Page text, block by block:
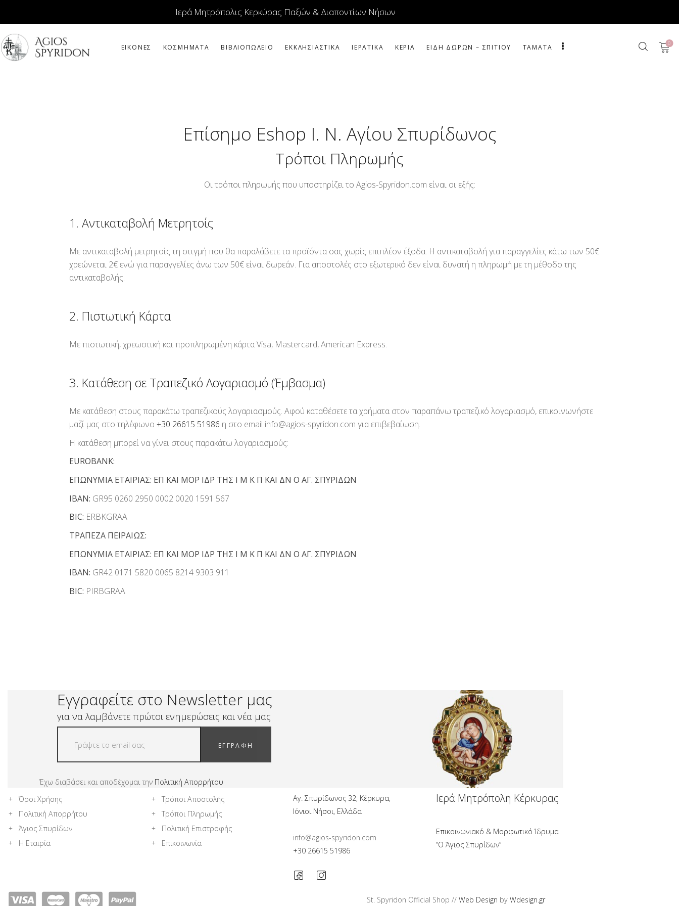
Ιερά Μητρόπολις Κερκύρας Παξών & Διαποντίων Νήσων
ΕΙΚΟΝΕΣ ΚΟΣΜΗΜΑΤΑ ΒΙΒΛΙΟΠΩΛΕΙΟ ΕΚΚΛΗΣΙΑΣΤΙΚΑ ΙΕΡΑΤΙΚΑ ΚΕΡΙΑ ΕΙΔΗ ΔΩΡΩΝ – ΣΠΙΤΙΟΥ ΤΑΜΑΤΑ 0
ΕΙΚΟΝΕΣ
ΒΙΒΛΙΟΠΩΛΕΙΟ
ΚΕΡΙΑ
ΕΙΔΗ ΔΩΡΩΝ –
ΣΠΙΤΙΟΥ
ΤΑΜΑΤΑ
Επίσημο Eshop Ι. Ν. Αγίου Σπυρίδωνος
Τρόποι Πληρωμής
Οι τρόποι πληρωμής που υποστηρίζει το Agios-Spyridon.com είναι οι εξής:
1. Αντικαταβολή Μετρητοίς
Με αντικαταβολή μετρητοίς τη στιγμή που θα παραλάβετε τα προϊόντα σας χωρίς επιπλέον έξοδα. Η αντικαταβολή για παραγγελίες κάτω των 50€
χρεώνεται 2€ ενώ για παραγγελίες άνω των 50€ είναι δωρεάν. Για αποστολές στο εξωτερικό δεν είναι δυνατή η πληρωμή με τη μέθοδο της
αντικαταβολής.
2. Πιστωτική Κάρτα
Με πιστωτική, χρεωστική και προπληρωμένη κάρτα Visa, Mastercard, American Express.
3. Κατάθεση σε Τραπεζικό Λογαριασμό (Έμβασμα)
Με κατάθεση στους παρακάτω τραπεζικούς λογαριασμούς. Αφού καταθέσετε τα χρήματα στον παραπάνω τραπεζικό λογαριασμό, επικοινωνήστε
μαζί μας στο τηλέφωνο +30 26615 51986 η στο email info@agios-spyridon.com για επιβεβαίωση.
Η κατάθεση μπορεί να γίνει στους παρακάτω λογαριασμούς:
EUROBANK:
ΕΠΩΝΥΜΙΑ ΕΤΑΙΡΙΑΣ: ΕΠ ΚΑΙ ΜΟΡ ΙΔΡ ΤΗΣ Ι Μ Κ Π ΚΑΙ ΔΝ Ο ΑΓ. ΣΠΥΡΙΔΩΝ
IBAN: GR95 0260 2950 0002 0020 1591 567
BIC: ERBKGRAA
ΤΡΑΠΕΖΑ ΠΕΙΡΑΙΩΣ:
ΕΠΩΝΥΜΙΑ ΕΤΑΙΡΙΑΣ: ΕΠ ΚΑΙ ΜΟΡ ΙΔΡ ΤΗΣ Ι Μ Κ Π ΚΑΙ ΔΝ Ο ΑΓ. ΣΠΥΡΙΔΩΝ
IBAN: GR42 0171 5820 0065 8214 9303 911
BIC: PIRBGRAA
Εγγραφείτε στο Newsletter μας
για να λαμβάνετε πρώτοι ενημερώσεις και νέα μας
ΕΓΓΡΑΦΗ
Έχω διαβάσει και αποδέχομαι την Πολιτική Απορρήτου
Όροι Χρήσης
Πολιτική Απορρήτου
Άγιος Σπυρίδων
Η Εταιρία
Τρόποι Αποστολής
Τρόποι Πληρωμής
Πολιτική Επιστροφής
Επικοινωνία
Αγ. Σπυρίδωνος 32, Κέρκυρα,
Ιόνιοι Νήσοι, Ελλάδα
info@agios-spyridon.com
+30 26615 51986
Ιερά Μητρόπολη Κέρκυρας
Επικοινωνιακό & Μορφωτικό Ίδρυμα
“Ο Άγιος Σπυρίδων”
St. Spyridon Official Shop //Web Design byWdesign.gr